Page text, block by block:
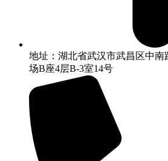
地址：湖北省武汉市武昌区中南
场B座4层B-3室14号